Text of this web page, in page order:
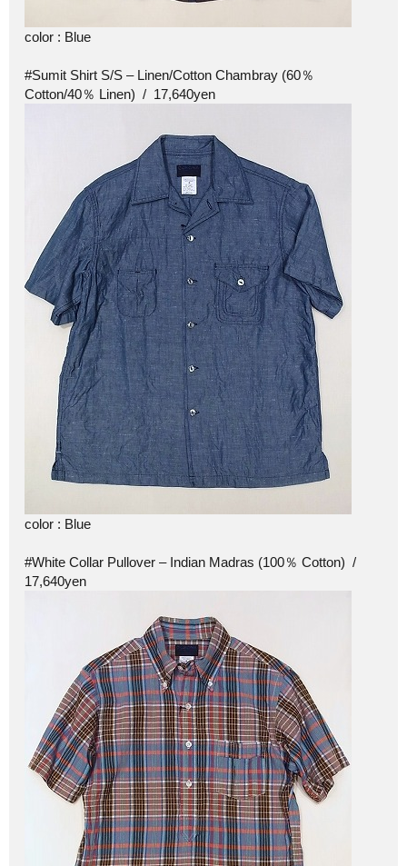
color : Blue
#Sumit Shirt S/S – Linen/Cotton Chambray (60％
Cotton/40％ Linen) / 17,640yen
color : Blue
#White Collar Pullover – Indian Madras (100％ Cotton) /
17,640yen